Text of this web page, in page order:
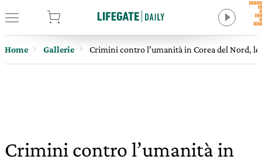
Home Gallerie Crimini contro l’umanità in Corea del Nord, le
Crimini contro l’umanità in